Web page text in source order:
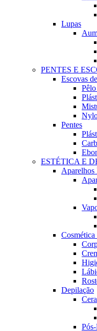
Lupas
PENTES E
Escovas
Pentes
ESTÉTICA E
Aparelhos
Depilação